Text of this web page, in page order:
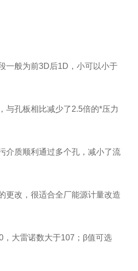
一般为前3D后1D ，小可以小于
与孔板相比减少了2.5倍的*压力
介质顺利通过多个孔，减小了流
更改，很适合全厂能源计量改造
，大雷诺数大于107 ； β值可选